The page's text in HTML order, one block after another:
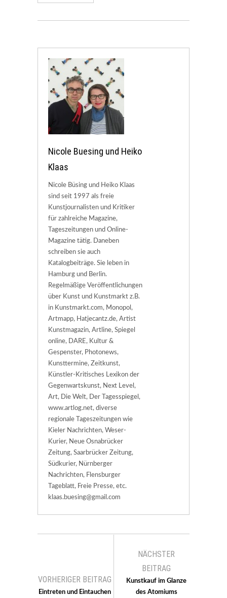
Nicole Buesing und Heiko
Klaas
Nicole Büsing und Heiko Klaas
sind seit 1997 als freie
Kunstjournalisten und Kritiker
für zahlreiche Magazine,
Tageszeitungen und Online-
Magazine tätig. Daneben
schreiben sie auch
Katalogbeiträge. Sie leben in
Hamburg und Berlin.
Regelmäßige Veröffentlichungen
über Kunst und Kunstmarkt z.B.
in Kunstmarkt.com, Monopol,
Artmapp, Hatjecantz.de, Artist
Kunstmagazin, Artline, Spiegel
online, DARE, Kultur &
Gespenster, Photonews,
Kunsttermine, Zeitkunst,
Künstler-Kritisches Lexikon der
Gegenwartskunst, Next Level,
Art, Die Welt, Der Tagesspiegel,
www.artlog.net, diverse
regionale Tageszeitungen wie
Kieler Nachrichten, Weser-
Kurier, Neue Osnabrücker
Zeitung, Saarbrücker Zeitung,
Südkurier, Nürnberger
Nachrichten, Flensburger
Tageblatt, Freie Presse, etc.
klaas.buesing@gmail.com
VORHERIGER BEITRAG
Eintreten und Eintauchen
NÄCHSTER
BEITRAG
Kunstkauf im Glanze
des Atomiums